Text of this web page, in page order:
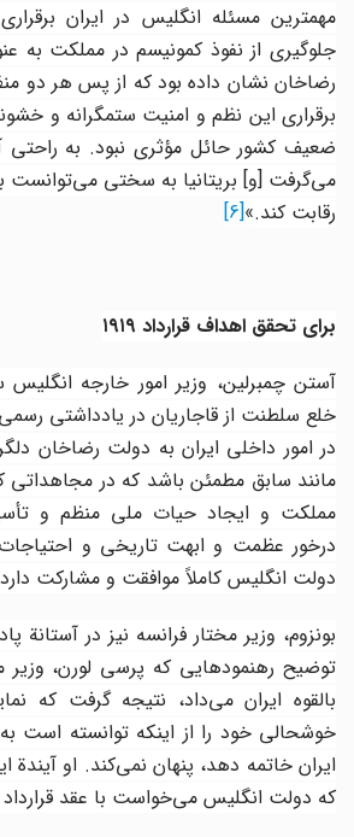
مهمترین مسئله انگلیس در ایران
جلوگیری از نفوذ کمونیسم در مملکت به
رضاخان نشان داده بود که از پس هر دو
برقراری این نظم و امنیت ستمگرانه و
ضعیف کشور حائل مؤثری نبود. به راحتی
می‌گرفت [و ] بریتانیا به سختی می‌توانست با
رقابت کند.»
[6]
برای تحقق اهداف قرارداد۱۹۱۹
آستن چمبرلین، وزیر امور خارجه انگلیس
خلع سلطنت از قاجاریان در یادداشتی رسمی
در امور داخلی ایران به دولت رضاخان
مانند سابق مطمئن باشد که در مجاهداتی
مملکت و ایجاد حیات ملی منظم و
درخور عظمت و ابهت تاریخی و احتیاجات
دولت انگلیس کاملاً موافقت و مشارکت دارد […
بونزوم، وزیر مختار فرانسه نیز در آستانة
توضیح رهنمودهایی که پرسی لورن، وزیر
بالقوه ایران می‌داد، نتیجه گرفت که
خوشحالی خود را از اینکه توانسته است
ایران خاتمه دهد، پنهان نمی‌کند. او آیندة
که دولت انگلیس می‌خواست با عقد قرارداد